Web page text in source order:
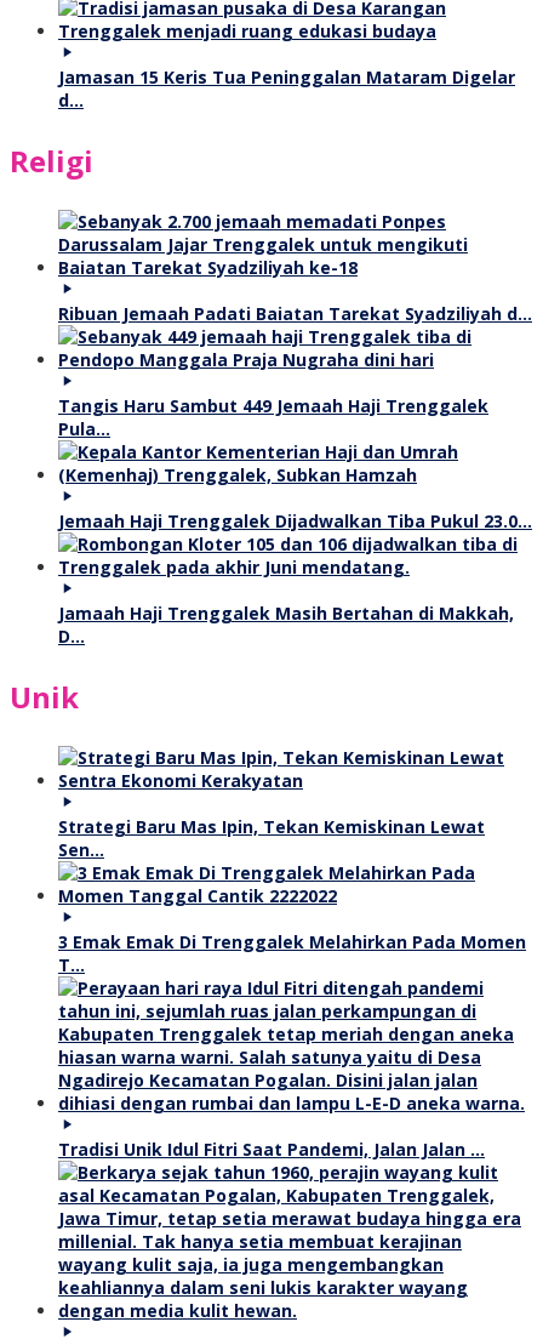
Jamasan 15 Keris Tua Peninggalan Mataram Digelar
d…
Religi
Ribuan Jemaah Padati Baiatan Tarekat Syadziliyah d…
Tangis Haru Sambut 449 Jemaah Haji Trenggalek
Pula…
Jemaah Haji Trenggalek Dijadwalkan Tiba Pukul 23.0…
Jamaah Haji Trenggalek Masih Bertahan di Makkah,
D…
Unik
Strategi Baru Mas Ipin, Tekan Kemiskinan Lewat
Sen…
3 Emak Emak Di Trenggalek Melahirkan Pada Momen
T…
Tradisi Unik Idul Fitri Saat Pandemi, Jalan Jalan …